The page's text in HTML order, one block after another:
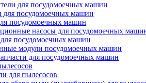
для посудомоечных машин
для посудомоечных машин
посудомоечных машин
насосы для посудомоечных
посудомоечных машин
модули посудомоечных машин
для посудомоечных машин
для пылесосов